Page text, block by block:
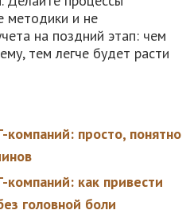
методики и не
на поздний этап: чем
тем легче будет расти
компаний: просто, понятно
компаний: как привести
головной боли